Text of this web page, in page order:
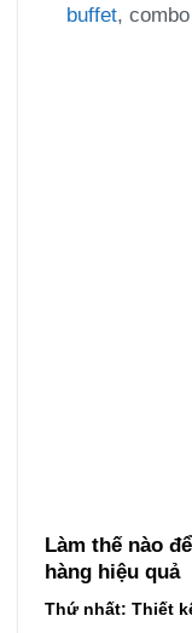
buffet,
Làm thế nào
hàng hiệu quả
Thứ nhất: Thiết